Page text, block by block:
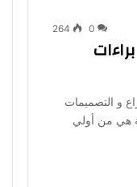
0
264
و التصميمات
هي من أولي